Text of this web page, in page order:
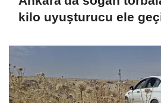
kilo uyuşturucu ele